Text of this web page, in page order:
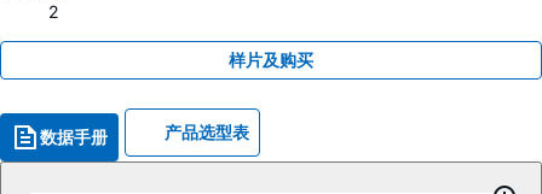
2
样片及购买
数据手册 产品选型表